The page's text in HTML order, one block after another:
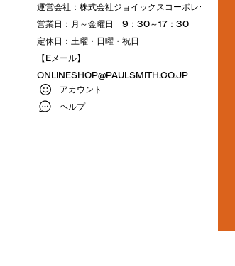
運営会社：株式会社ジョイックスコーポレーション
営業日：月～金曜日 9：30～17：30
定休日：土曜・日曜・祝日
【Eメール】
ONLINESHOP@PAULSMITH.CO.JP
アカウント
ヘルプ